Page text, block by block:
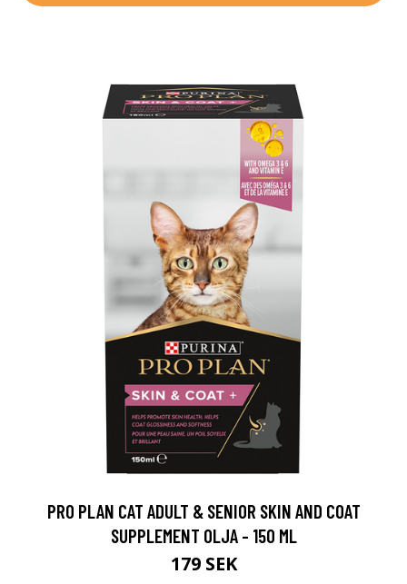
PRO PLAN CAT ADULT & SENIOR SKIN AND COAT
SUPPLEMENT OLJA - 150 ML
179 SEK